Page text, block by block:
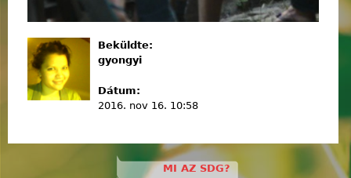
Beküldte:
gyongyi
Dátum:
2016. nov 16. 10:58
MI AZ SDG?